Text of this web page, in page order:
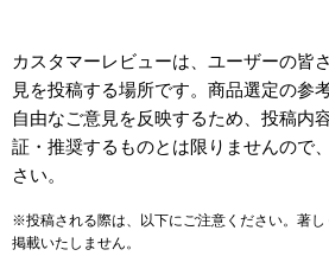
カスタマーレビューは、ユーザーの皆
見を投稿する場所です。商品選定の参
自由なご意見を反映するため、投稿内
証・推奨するものとは限りませんので
さい。
※投稿される際は、以下にご注意ください。著
掲載いたしません。